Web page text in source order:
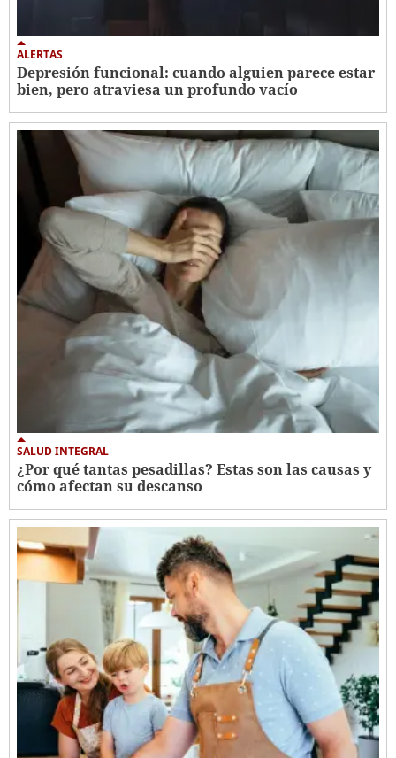
ALERTAS
Depresión funcional: cuando alguien parece estar
bien, pero atraviesa un profundo vacío
SALUD INTEGRAL
¿Por qué tantas pesadillas? Estas son las causas y
cómo afectan su descanso